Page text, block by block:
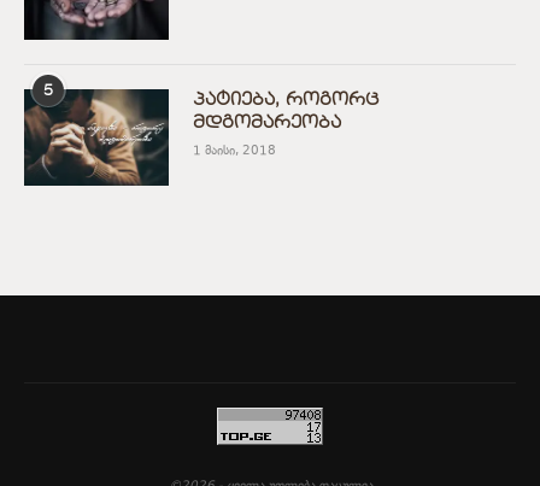
5
პატიება, როგორც
მდგომარეობა
1 მაისი, 2018